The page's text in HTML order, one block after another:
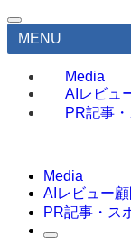
MENU
Media
AIレビュ
PR記事
Media
AIレビュー顧
PR記事・ス